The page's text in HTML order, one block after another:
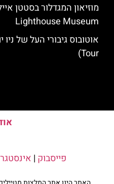
Lighthouse Museum
Tour)
פייסבוק |